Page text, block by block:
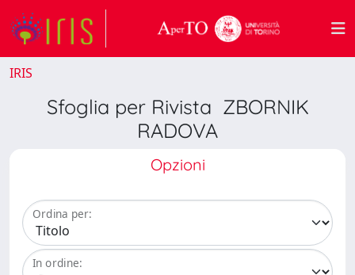
IRIS
Sfoglia per Rivista ZBORNIK
RADOVA
Opzioni
Ordina per:
In ordine: